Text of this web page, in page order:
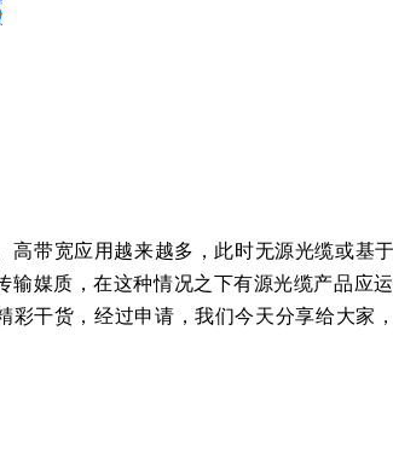
高带宽应用越来越多，此时无源光缆或基
输媒质，在这种情况之下有源光缆产品应
彩干货 ，经过申请，我们今天分享给大家